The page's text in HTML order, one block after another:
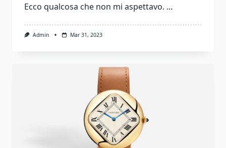
Ecco qualcosa che non mi aspettavo. ...
Admin Mar 31, 2023